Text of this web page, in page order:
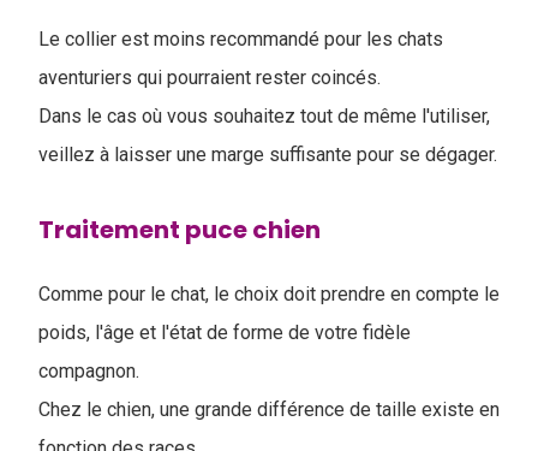
Le collier est moins recommandé pour les chats
aventuriers qui pourraient rester coincés.
Dans le cas où vous souhaitez tout de même l'utiliser,
veillez à laisser une marge suffisante pour se dégager.
Traitement puce chien
Comme pour le chat, le choix doit prendre en compte le
poids, l'âge et l'état de forme de votre fidèle
compagnon.
Chez le chien, une grande différence de taille existe en